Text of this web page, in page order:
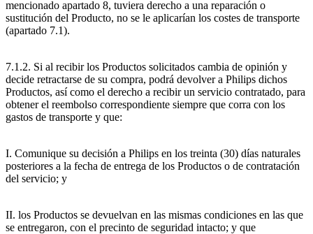
mencionado apartado 8, tuviera derecho a una reparación o
sustitución del Producto, no se le aplicarían los costes de transporte
(apartado 7.1).
7.1.2. Si al recibir los Productos solicitados cambia de opinión y
decide retractarse de su compra, podrá devolver a Philips dichos
Productos, así como el derecho a recibir un servicio contratado, para
obtener el reembolso correspondiente siempre que corra con los
gastos de transporte y que:
I. Comunique su decisión a Philips en los treinta (30) días naturales
posteriores a la fecha de entrega de los Productos o de contratación
del servicio; y
II. los Productos se devuelvan en las mismas condiciones en las que
se entregaron, con el precinto de seguridad intacto; y que